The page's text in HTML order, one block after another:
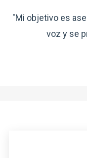
"Mi objetivo es
voz y se